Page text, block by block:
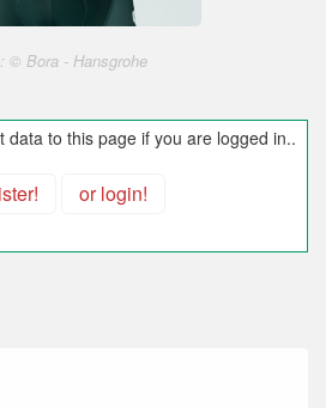
© Bora - Hansgrohe
data to this page if you are logged in..
or login!